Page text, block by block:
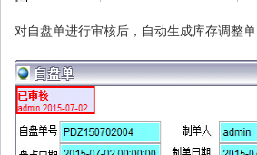
对自盘单进行审核后，自动生成库存调整单